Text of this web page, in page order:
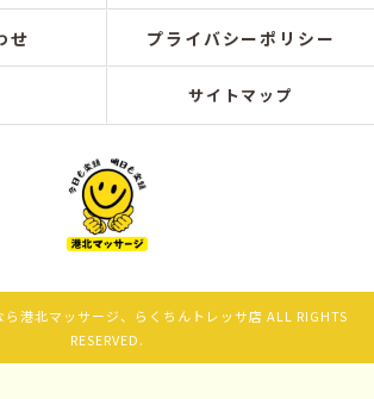
せ プライバシーポリシー
サイトマップ
港北マッサージ、らくちんトレッサ店 ALL RIGHTS
RESERVED.